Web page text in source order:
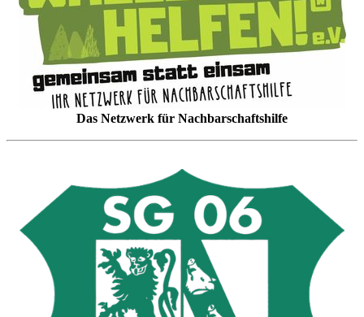
Das Netzwerk für Nachbarschaftshilfe